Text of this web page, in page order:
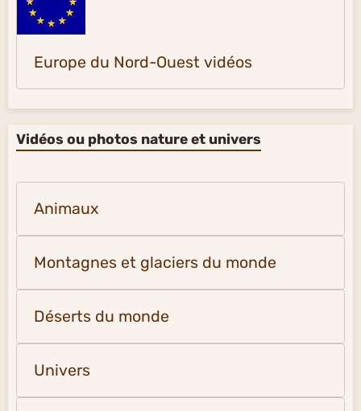
Europe du Nord-Ouest vidéos
Vidéos ou photos nature et univers
Animaux
Montagnes et glaciers du monde
Déserts du monde
Univers